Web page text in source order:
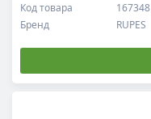
Код товара 167348
Бренд RUPES